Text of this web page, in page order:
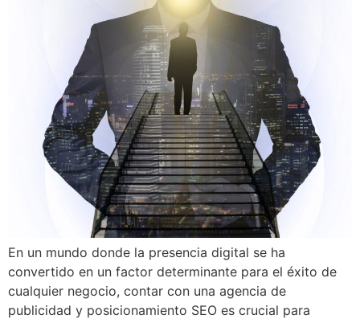
En un mundo donde la presencia digital se ha
convertido en un factor determinante para el éxito de
cualquier negocio, contar con una agencia de
publicidad y posicionamiento SEO es crucial para